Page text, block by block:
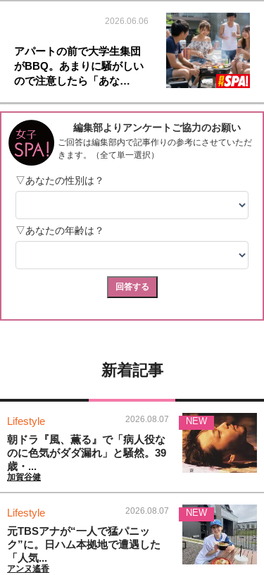
2026.06.06
アパートの前で大学生集団
がBBQ。あまりに騒がしい
ので注意したら「あな…
新着記事
Lifestyle 2026.08.07
朝ドラ『風、薫る』で「病人役な
のに色気がダダ漏れ」と騒然。39
歳・...
加賀谷健
NEW
Lifestyle 2026.08.07
元TBSアナが“一人で猛パニッ
ク”に。日ハム本拠地で遭遇した
「人気...
アンヌ遙香
NEW